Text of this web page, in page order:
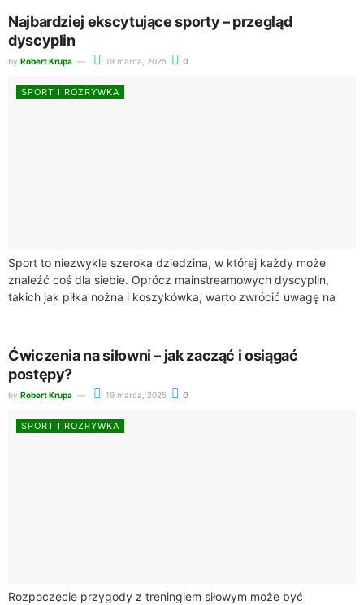
Najbardziej ekscytujące sporty – przegląd
dyscyplin
by Robert Krupa 19 marca, 2025 0
SPORT I ROZRYWKA
Sport to niezwykle szeroka dziedzina, w której każdy może
znaleźć coś dla siebie. Oprócz mainstreamowych dyscyplin,
takich jak piłka nożna i koszykówka, warto zwrócić uwagę na
Ćwiczenia na siłowni – jak zacząć i osiągać
postępy?
by Robert Krupa 19 marca, 2025 0
SPORT I ROZRYWKA
Rozpoczęcie przygody z treningiem siłowym może być